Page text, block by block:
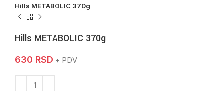
Hills METABOLIC 370g
Hills METABOLIC 370g
630 RSD + PDV